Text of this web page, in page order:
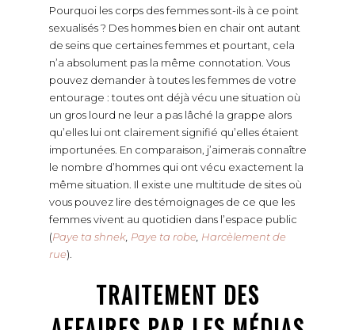
Pourquoi les corps des femmes sont-ils à ce point
sexualisés ? Des hommes bien en chair ont autant
de seins que certaines femmes et pourtant, cela
n’a absolument pas la même connotation. Vous
pouvez demander à toutes les femmes de votre
entourage : toutes ont déjà vécu une situation où
un gros lourd ne leur a pas lâché la grappe alors
qu’elles lui ont clairement signifié qu’elles étaient
importunées. En comparaison, j’aimerais connaître
le nombre d’hommes qui ont vécu exactement la
même situation. Il existe une multitude de sites où
vous pouvez lire des témoignages de ce que les
femmes vivent au quotidien dans l’espace public
(Paye ta shnek, Paye ta robe Harcèlement de
rue).
TRAITEMENT DES